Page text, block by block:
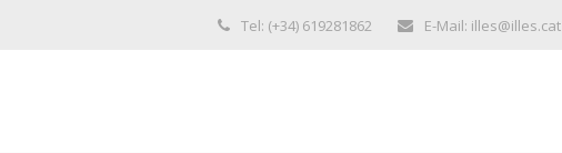
Tel: (+34) 619281862 E-Mail: illes@illes.cat